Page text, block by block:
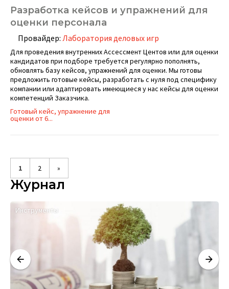
Разработка кейсов и упражнений для
оценки персонала
Провайдер: Лаборатория деловых игр
Для проведения внутренних Ассессмент Центов или для оценки
кандидатов при подборе требуется регулярно пополнять,
обновлять базу кейсов, упражнений для оценки. Мы готовы
предложить готовые кейсы, разработать с нуля под специфику
компании или адаптировать имеющиеся у нас кейсы для оценки
компетенций Заказчика.
Готовый кейс, упражнение для
оценки от 6...
1 2 »
Журнал
Инструменты